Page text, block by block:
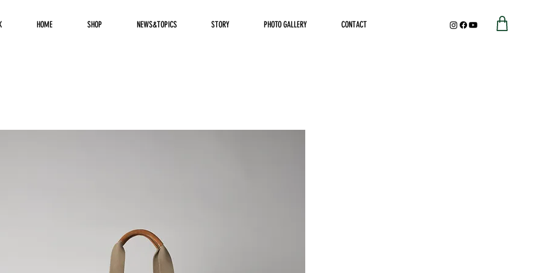
HOME SHOP NEWS&TOPICS STORY PHOTO GALLERY CONTACT